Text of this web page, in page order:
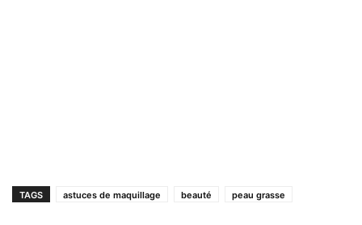
TAGS astuces de maquillage beauté peau grasse